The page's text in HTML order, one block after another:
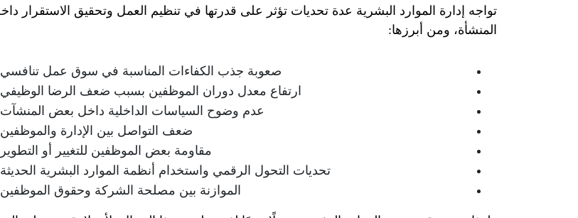
تواجه إدارة الموارد البشرية عدة تحديات تؤثر على قدرتها في تنظيم العمل وتحقيق الاستقرار
المنشأة، ومن أبرزها:
صعوبة جذب الكفاءات المناسبة في سوق عمل
ارتفاع معدل دوران الموظفين بسبب ضعف الرضا
عدم وضوح السياسات الداخلية داخل بعض
ضعف التواصل بين الإدارة
مقاومة بعض الموظفين للتغيير أو
تحديات التحول الرقمي واستخدام أنظمة الموارد البشرية
الموازنة بين مصلحة الشركة وحقوق